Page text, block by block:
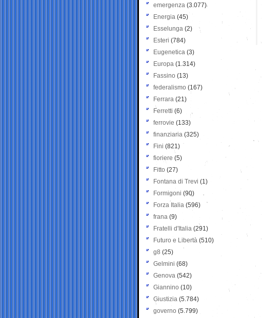
emergenza (3.077)
Energia (45)
Esselunga (2)
Esteri (784)
Eugenetica (3)
Europa (1.314)
Fassino (13)
federalismo (167)
Ferrara (21)
Ferretti (6)
ferrovie (133)
finanziaria (325)
Fini (821)
fioriere (5)
Fitto (27)
Fontana di Trevi (1)
Formigoni (90)
Forza Italia (596)
frana (9)
Fratelli d'Italia (291)
Futuro e Libertà (510)
g8 (25)
Gelmini (68)
Genova (542)
Giannino (10)
Giustizia (5.784)
governo (5.799)